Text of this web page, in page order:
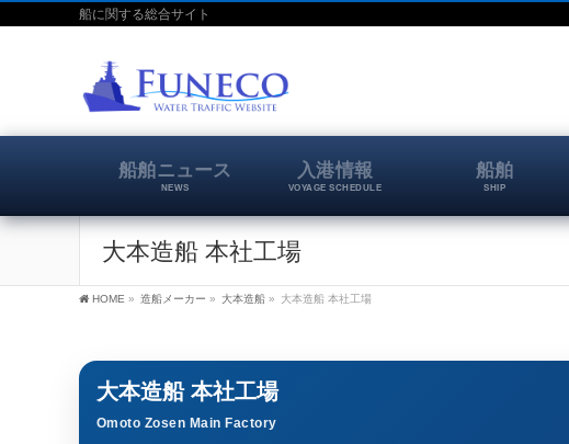
船に関する総合サイト
船舶ニュース
NEWS
入港情報
VOYAGE SCHEDULE
船舶
SHIP
大本造船 本社工場
HOME » 造船メーカー » 大本造船 » 大本造船 本社工場
大本造船 本社工場
Omoto Zosen Main Factory